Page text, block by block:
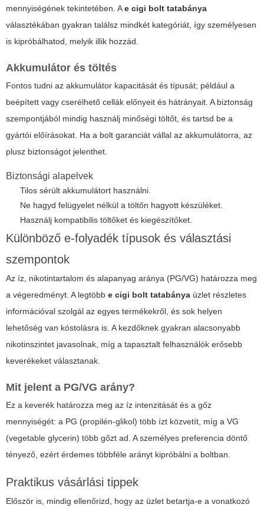
mennyiségének tekintetében. Ae cigi bolt tatabánya
választékában gyakran találsz mindkét kategóriát, így személyesen
is kipróbálhatod, melyik illik hozzád.
Akkumulátor és töltés
Fontos tudni az akkumulátor kapacitását és típusát; például a
beépített vagy cserélhető cellák előnyeit és hátrányait. A biztonság
szempontjából mindig használj minőségi töltőt, és tartsd be a
gyártói előírásokat. Ha a bolt garanciát vállal az akkumulátorra, az
plusz biztonságot jelenthet.
Biztonsági alapelvek
Tilos sérült akkumulátort használni.
Ne hagyd felügyelet nélkül a töltőn hagyott készüléket.
Használj kompatibilis töltőket és kiegészítőket.
Különböző e-folyadék típusok és választási
szempontok
Az íz, nikotintartalom és alapanyag aránya (PG/VG) határozza meg
a végeredményt. A legtöbb e cigi bolt tatabánya üzlet részletes
információval szolgál az egyes termékekről, és sok helyen
lehetőség van kóstolásra is. A kezdőknek gyakran alacsonyabb
nikotinszintet javasolnak, míg a tapasztalt felhasználók erősebb
keverékeket választanak.
Mit jelent a PG/VG arány?
Ez a keverék határozza meg az íz intenzitását és a gőz
mennyiségét: a PG (propilén-glikol) több ízt közvetít, míg a VG
(vegetable glycerin) több gőzt ad. A személyes preferencia döntő
tényező, ezért érdemes többféle arányt kipróbálni a boltban.
Praktikus vásárlási tippek
Először is, mindig ellenőrizd, hogy az üzlet betartja-e a vonatkozó